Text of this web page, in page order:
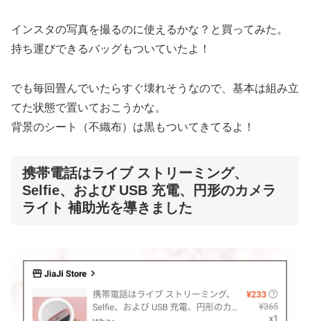
インスタの写真を撮るのに使えるかな？と買ってみた。
持ち運びできるバッグもついていたよ！
でも毎回畳んでいたらすぐ壊れそうなので、基本は組み立
てた状態で置いておこうかな。
背景のシート（不織布）は黒もついてきてるよ！
携帯電話はライブ ストリーミング、
Selfie、および USB 充電、円形のカメラ
ライト 補助光を導きました